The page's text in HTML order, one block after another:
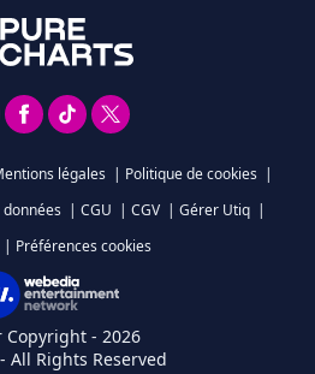
légales | Politique de cookies |
| CGU | CGV | Gérer Utiq |
| Préférences cookies
Copyright - 2026
All Rights Reserved